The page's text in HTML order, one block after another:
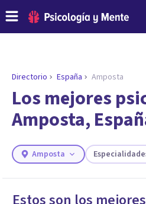
ENCONTRAR MI TERAPEUTA
¿Necesitas ayuda
psicólogo
Responde a unas breves
necesidades.
Directorio España Amposta
Los mejores
Amposta,
Amposta